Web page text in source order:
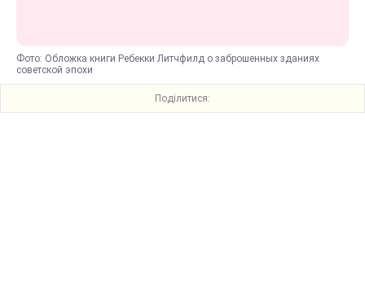
Фото: Обложка книги Ребекки Литчфилд о заброшенных зданиях
советской эпохи
Поділитися: